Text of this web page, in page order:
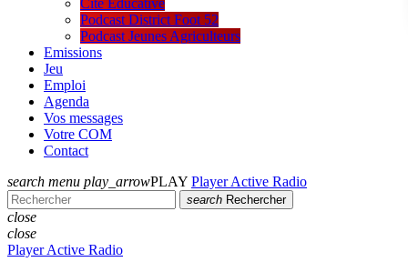
Cité Éducative
Podcast District Foot 52
Podcast Jeunes Agriculteurs
Emissions
Jeu
Emploi
Agenda
Vos messages
Votre COM
Contact
search menu play_arrowPLAY Player Active Radio
search Rechercher
close
close
Player Active Radio